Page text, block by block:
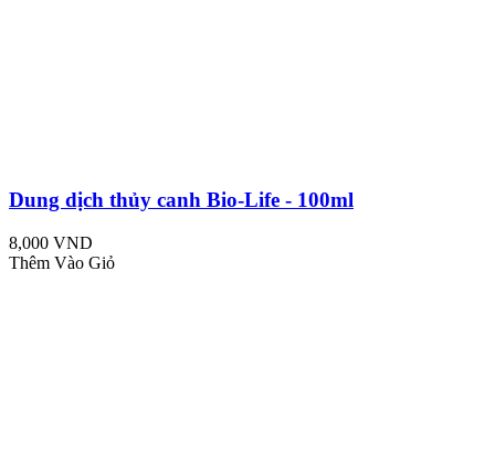
Dung dịch thủy canh Bio-Life - 100ml
8,000 VND
Thêm Vào Giỏ